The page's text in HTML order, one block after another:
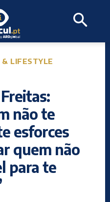
& LIFESTYLE
não te
esforces
quem não
para te